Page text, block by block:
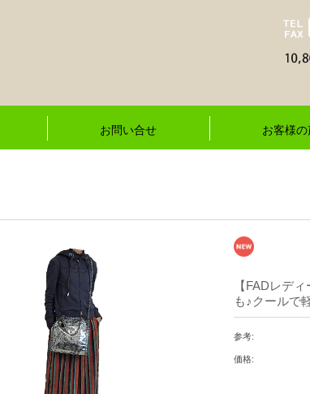
お問い合せ お客様の
【FADレデ
も♪クールで
参考:
価格: